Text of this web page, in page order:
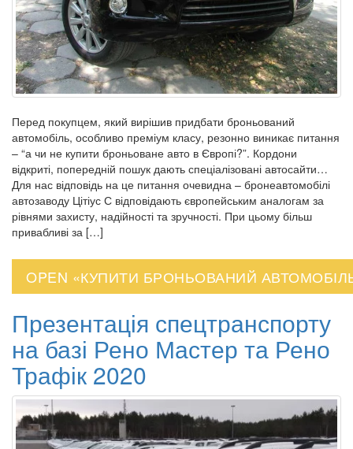
Перед покупцем, який вирішив придбати броньований
автомобіль, особливо преміум класу, резонно виникає питання
– “а чи не купити броньоване авто в Європі?”. Кордони
відкриті, попередній пошук дають спеціалізовані автосайти…
Для нас відповідь на це питання очевидна – бронеавтомобілі
автозаводу Цітіус С відповідають європейським аналогам за
рівнями захисту, надійності та зручності. При цьому більш
привабливі за […]
OPEN «КУПИТИ БРОНЬОВАНИЙ
Презентація спецтранспорту
на базі Рено Мастер та Рено
Трафік 2020